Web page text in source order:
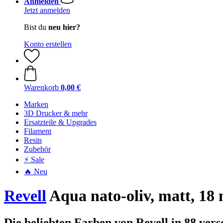
Jetzt anmelden
Bist du neu hier?
Konto erstellen
Warenkorb 0,00 €
Marken
3D Drucker & mehr
Ersatzteile & Upgrades
Filament
Resin
Zubehör
⚡ Sale
🔥 Neu
RevellAqua nato-oliv, matt, 18